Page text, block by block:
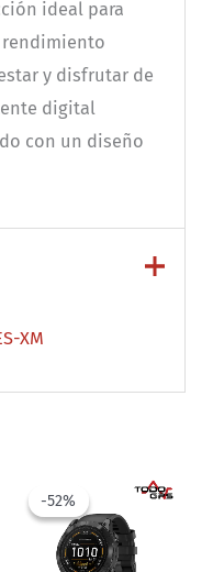
ideal para
rendimiento
y disfrutar de
digital
con un diseño
XM
-52%
-52%